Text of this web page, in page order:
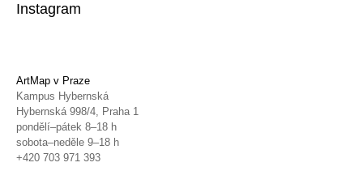
Instagram
ArtMap v Praze
Kampus Hybernská
Hybernská 998/4, Praha 1
pondělí–pátek 8–18 h
sobota–neděle 9–18 h
+420 703 971 393